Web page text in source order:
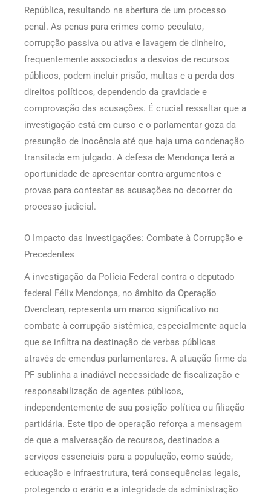
República, resultando na abertura de um processo
penal. As penas para crimes como peculato,
corrupção passiva ou ativa e lavagem de dinheiro,
frequentemente associados a desvios de recursos
públicos, podem incluir prisão, multas e a perda dos
direitos políticos, dependendo da gravidade e
comprovação das acusações. É crucial ressaltar que a
investigação está em curso e o parlamentar goza da
presunção de inocência até que haja uma condenação
transitada em julgado. A defesa de Mendonça terá a
oportunidade de apresentar contra-argumentos e
provas para contestar as acusações no decorrer do
processo judicial.
O Impacto das Investigações: Combate à Corrupção e
Precedentes
A investigação da Polícia Federal contra o deputado
federal Félix Mendonça, no âmbito da Operação
Overclean, representa um marco significativo no
combate à corrupção sistêmica, especialmente aquela
que se infiltra na destinação de verbas públicas
através de emendas parlamentares. A atuação firme da
PF sublinha a inadiável necessidade de fiscalização e
responsabilização de agentes públicos,
independentemente de sua posição política ou filiação
partidária. Este tipo de operação reforça a mensagem
de que a malversação de recursos, destinados a
serviços essenciais para a população, como saúde,
educação e infraestrutura, terá consequências legais,
protegendo o erário e a integridade da administração